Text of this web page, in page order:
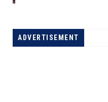
ADVERTISEMENT